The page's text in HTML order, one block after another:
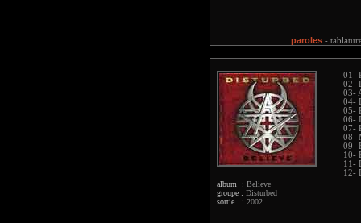
paroles-
album : Believe
groupe : Disturbed
sortie : 2002
01-
02-
03-
04-
05-
06-
07-
08-
09-
10-
11-
12-